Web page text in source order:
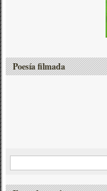
Poesía filmada